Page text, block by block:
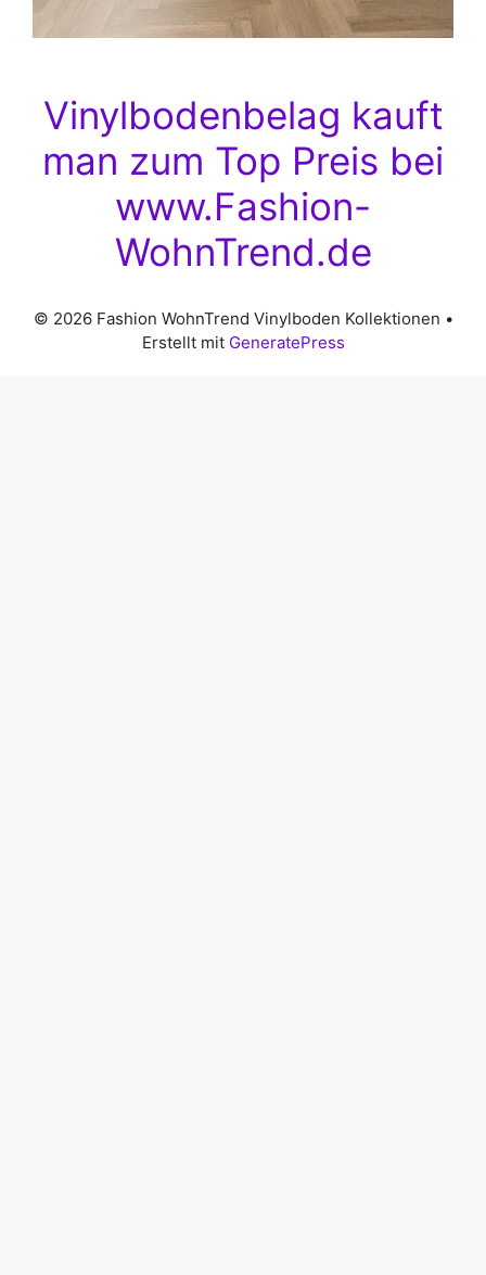
Vinylbodenbelag kauft
man zum Top Preis bei
www.Fashion-
WohnTrend.de
© 2026 Fashion WohnTrend Vinylboden Kollektionen •
Erstellt mit GeneratePress